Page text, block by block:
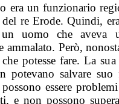
era un funzionario
re Erode. Quindi,
un uomo che aveva
ammalato. Però,
potesse fare. La
potevano salvare
essere
e non possono